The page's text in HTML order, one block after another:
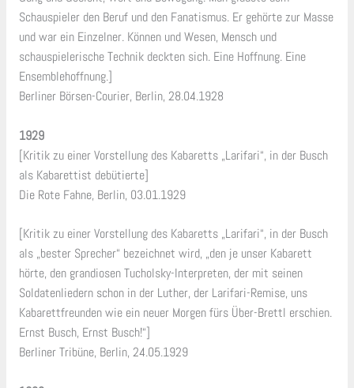
Schauspieler den Beruf und den Fanatismus. Er gehörte zur Masse
und war ein Einzelner. Können und Wesen, Mensch und
schauspielerische Technik deckten sich. Eine Hoffnung. Eine
Ensemblehoffnung.]
Berliner Börsen-Courier, Berlin, 28.04.1928
1929
[Kritik zu einer Vorstellung des Kabaretts „Larifari“, in der Busch
als Kabarettist debütierte]
Die Rote Fahne, Berlin, 03.01.1929
[Kritik zu einer Vorstellung des Kabaretts „Larifari“, in der Busch
als „bester Sprecher“ bezeichnet wird, „den je unser Kabarett
hörte, den grandiosen Tucholsky-Interpreten, der mit seinen
Soldatenliedern schon in der Luther, der Larifari-Remise, uns
Kabarettfreunden wie ein neuer Morgen fürs Über-Brettl erschien.
Ernst Busch, Ernst Busch!“]
Berliner Tribüne, Berlin, 24.05.1929